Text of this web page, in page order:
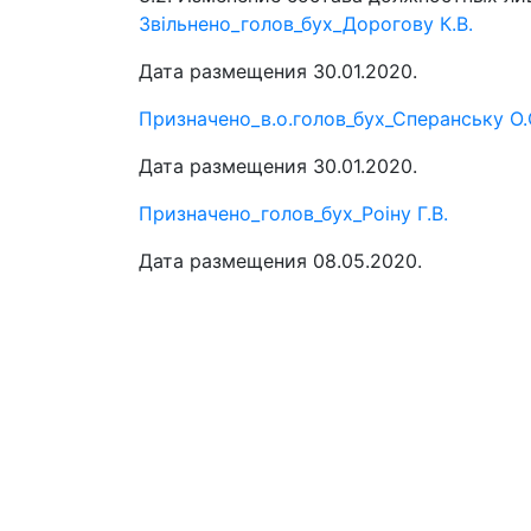
Звільнено_голов_бух_Дорогову К.В.
Дата размещения 30.01.2020.
Призначено_в.о.голов_бух_Сперанську
Дата размещения 30.01.2020.
Призначено_голов_бух_Роіну Г.В.
Дата размещения 08.05.2020.